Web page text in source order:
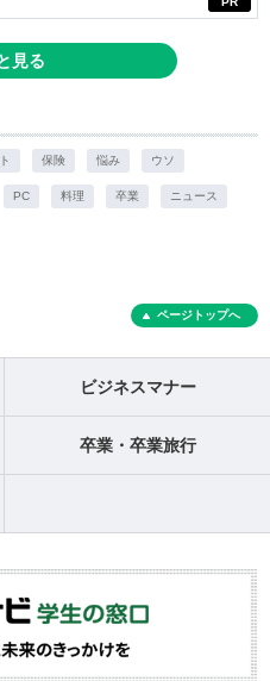
見る
保険 悩み ウソ
PC 料理 卒業 ニュース
ページトップへ
ビジネスマナー
卒業・卒業旅行